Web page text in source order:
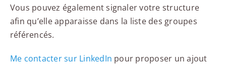
Vous pouvez également signaler votre structure
afin qu’elle apparaisse dans la liste des groupes
référencés.
Me contacter sur LinkedIn pour proposer un ajout